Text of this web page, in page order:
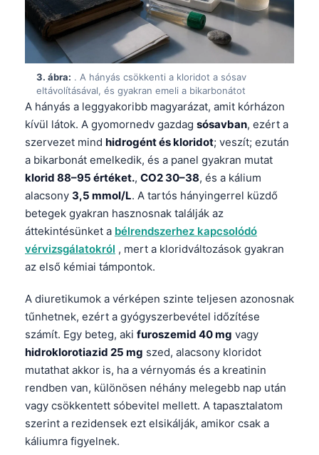
3. ábra: . A hányás csökkenti a kloridot a sósav
eltávolításával, és gyakran emeli a bikarbonátot
A hányás a leggyakoribb magyarázat, amit kórházon
kívül látok. A gyomornedv gazdag sósavban, ezért a
szervezet mind hidrogént és kloridot; veszít; ezután
a bikarbonát emelkedik, és a panel gyakran mutat
klorid 88–95 értéket., CO2 30–38, és a kálium
alacsony 3,5 mmol/L. A tartós hányingerrel küzdő
betegek gyakran hasznosnak találják az
áttekintésünket a bélrendszerhez kapcsolódó
vérvizsgálatokról , mert a kloridváltozások gyakran
az első kémiai támpontok.
A diuretikumok a vérképen szinte teljesen azonosnak
tűnhetnek, ezért a gyógyszerbevétel időzítése
számít. Egy beteg, aki furoszemid 40 mg vagy
hidroklorotiazid 25 mg szed, alacsony kloridot
mutathat akkor is, ha a vérnyomás és a kreatinin
rendben van, különösen néhány melegebb nap után
vagy csökkentett sóbevitel mellett. A tapasztalatom
szerint a rezidensek ezt elsikálják, amikor csak a
káliumra figyelnek.